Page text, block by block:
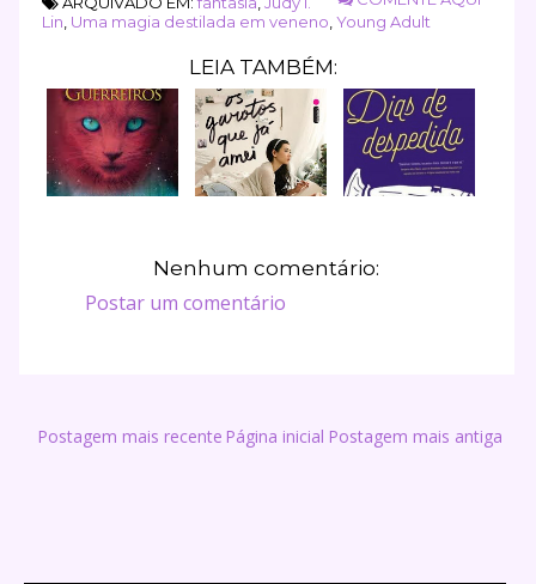
Lin Uma magia destilada em veneno Young Adult
LEIA TAMBÉM:
Nenhum comentário:
Postar um comentário
Postagem mais recente Postagem mais antiga
Página inicial